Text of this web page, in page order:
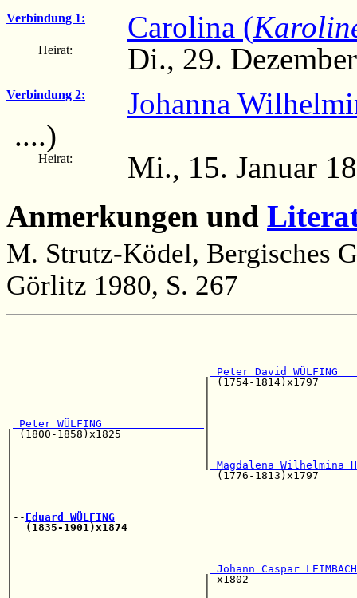
Verbindung 1: Carolina (
Heirat: Di., 29.
Verbindung 2:
Johanna
....)
Heirat:
Mi., 15. Januar
Anmerkungen und
M. Strutz-Ködel, Bergisches
Görlitz 1980, S. 267
Peter David
| (1754-
Peter WÜLFING
| (1800-1858)x1825             |
Magdalena Wilhelmina
|                                (1776-
|-- Eduard WÜLFING
(1835-1901)x1874
Johann Caspar
|                              | x1802